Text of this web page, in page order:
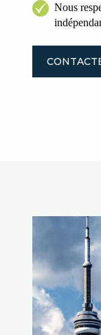
Nous